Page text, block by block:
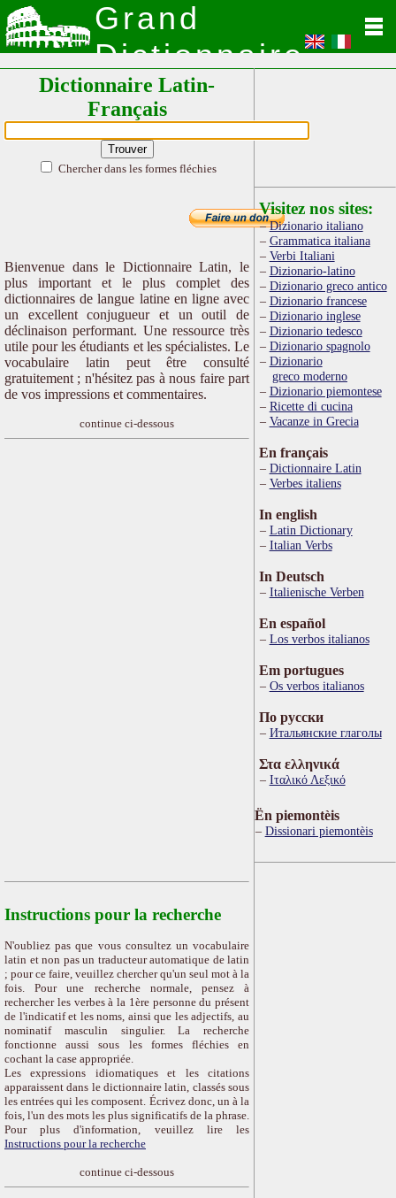
Grand
Dictionnaire
Latin
Dictionnaire Latin-
Français
Chercher dans les formes fléchies
Bienvenue dans le Dictionnaire Latin, le
plus important et le plus complet des
dictionnaires de langue latine en ligne avec
un excellent conjugueur et un outil de
déclinaison performant. Une ressource très
utile pour les étudiants et les spécialistes. Le
vocabulaire latin peut être consulté
gratuitement ; n'hésitez pas à nous faire part
de vos impressions et commentaires.
continue ci-dessous
Instructions pour la recherche
N'oubliez pas que vous consultez un vocabulaire
latin et non pas un traducteur automatique de latin
; pour ce faire, veuillez chercher qu'un seul mot à la
fois. Pour une recherche normale, pensez à
rechercher les verbes à la 1ère personne du présent
de l'indicatif et les noms, ainsi que les adjectifs, au
nominatif masculin singulier. La recherche
fonctionne aussi sous les formes fléchies en
cochant la case appropriée.
Les expressions idiomatiques et les citations
apparaissent dans le dictionnaire latin, classés sous
les entrées qui les composent. Écrivez donc, un à la
fois, l'un des mots les plus significatifs de la phrase.
Pour plus d'information, veuillez lire les
Instructions pour la recherche
continue ci-dessous
Visitez nos sites:
Dizionario italiano
Grammatica italiana
Verbi Italiani
Dizionario-latino
Dizionario greco antico
Dizionario francese
Dizionario inglese
Dizionario tedesco
Dizionario spagnolo
Dizionario
greco moderno
Dizionario piemontese
Ricette di cucina
Vacanze in Grecia
En français
Dictionnaire Latin
Verbes italiens
In english
Latin Dictionary
Italian Verbs
In Deutsch
Italienische Verben
En español
Los verbos italianos
Em portugues
Os verbos italianos
По русски
Итальянские глаголы
Στα ελληνικά
Ιταλικό Λεξικό
Ën piemontèis
Dissionari piemontèis